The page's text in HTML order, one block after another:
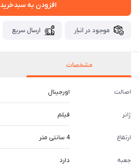
افزودن به سبدخرید
موجود در انبار ارسال سریع
مشخصات
اصالت اورجینال
ژانر فیلم
ارتفاع 4 سانتی متر
جعبه دارد